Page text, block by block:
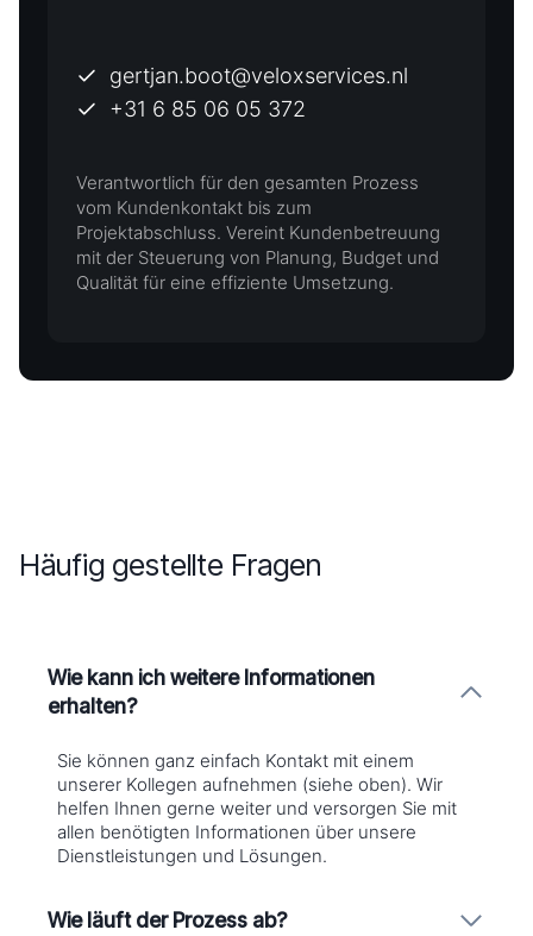
gertjan.boot@veloxservices.nl
+31 6 85 06 05 372
Verantwortlich für den gesamten Prozess
vom Kundenkontakt bis zum
Projektabschluss. Vereint Kundenbetreuung
mit der Steuerung von Planung, Budget und
Qualität für eine effiziente Umsetzung.
Häufig gestellte Fragen
Wie kann ich weitere Informationen
erhalten?
Sie können ganz einfach Kontakt mit einem
unserer Kollegen aufnehmen (siehe oben). Wir
helfen Ihnen gerne weiter und versorgen Sie mit
allen benötigten Informationen über unsere
Dienstleistungen und Lösungen.
Wie läuft der Prozess ab?